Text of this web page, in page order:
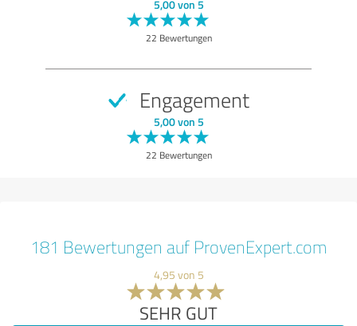
5,00 von 5
22 Bewertungen
Engagement
5,00 von 5
22 Bewertungen
181 Bewertungen auf ProvenExpert.com
4,95 von 5
SEHR GUT